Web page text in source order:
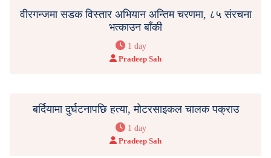
वीरगन्जमा सडक विस्तार अभियान अन्तिम चरणमा, ८५ संरचना
भत्काउन बाँकी
1 day
Pradeep Sah
बर्दियामा दुर्घटनापछि हत्या, मोटरसाइकल चालक पक्राउ
1 day
Pradeep Sah